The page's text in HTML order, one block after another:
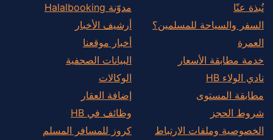
نُبذة عنّا
السفر والسياحة للمسلمين؟
العمرة
خدمة مطابقة الأسعار
نادي الولاء HB
مطابقة المستوى
شروط الحجز
الخصوصية وملفات الارتباط
مدوّنة Halalbooking
أرشيف الأخبار
أخبار موقعنا
البيانات الصحفية
الوكالات
إضافة العقار
وظائف في HB
كروز للمسافر المسلم